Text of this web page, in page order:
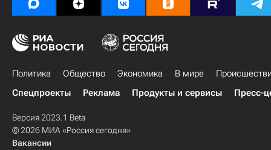
Политика Общество Экономика В мире
Спецпроекты
Реклама Продукты и сервисы Пресс-
Версия 2023.1 Beta
© 2026 МИА «Россия сегодня»
Вакансии